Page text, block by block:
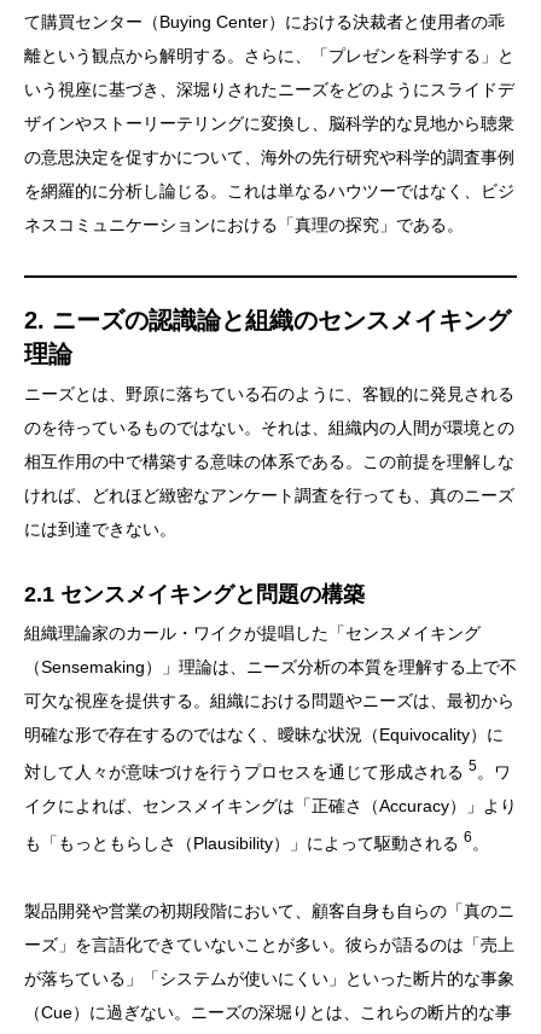
て購買センター（Buying Center）における決裁者と使用者の乖
離という観点から解明する。さらに、「プレゼンを科学する」と
いう視座に基づき、深堀りされたニーズをどのようにスライドデ
ザインやストーリーテリングに変換し、脳科学的な見地から聴衆
の意思決定を促すかについて、海外の先行研究や科学的調査事例
を網羅的に分析し論じる。これは単なるハウツーではなく、ビジ
ネスコミュニケーションにおける「真理の探究」である。
2. ニーズの認識論と組織のセンスメイキング
理論
ニーズとは、野原に落ちている石のように、客観的に発見される
のを待っているものではない。それは、組織内の人間が環境との
相互作用の中で構築する意味の体系である。この前提を理解しな
ければ、どれほど緻密なアンケート調査を行っても、真のニーズ
には到達できない。
2.1 センスメイキングと問題の構築
組織理論家のカール・ワイクが提唱した「センスメイキング
（Sensemaking）」理論は、ニーズ分析の本質を理解する上で不
可欠な視座を提供する。組織における問題やニーズは、最初から
明確な形で存在するのではなく、曖昧な状況（Equivocality）に
対して人々が意味づけを行うプロセスを通じて形成される 5。ワ
イクによれば、センスメイキングは「正確さ（Accuracy）」より
も「もっともらしさ（Plausibility）」によって駆動される 6 。
製品開発や営業の初期段階において、顧客自身も自らの「真のニ
ーズ」を言語化できていないことが多い。彼らが語るのは「売上
が落ちている」「システムが使いにくい」といった断片的な事象
（Cue）に過ぎない。ニーズの深堀りとは、これらの断片的な事